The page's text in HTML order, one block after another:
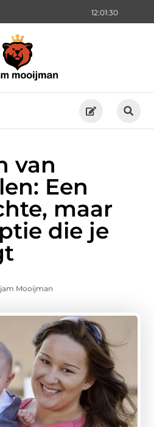
12:01:31
van
Een
maar
die je
Mooijman